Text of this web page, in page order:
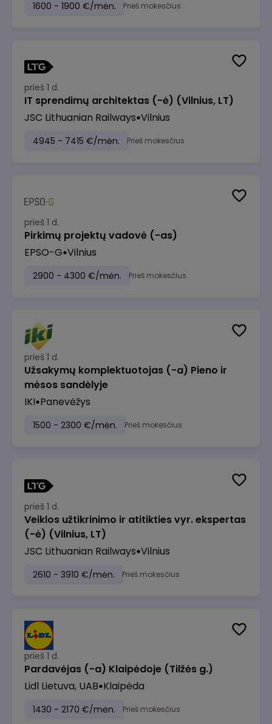
1600 - 1900 €/mėn. Prieš mokesčius
prieš 1 d.
IT sprendimų architektas (-ė) (Vilnius, LT)
JSC Lithuanian Railways Vilnius
4945 - 7415 €/mėn. Prieš mokesčius
prieš 1 d.
Pirkimų projektų vadovė (-as)
EPSO-G Vilnius
2900 - 4300 €/mėn. Prieš mokesčius
prieš 1 d.
Užsakymų komplektuotojas (-a) Pieno ir
mėsos sandėlyje
IKI Panevėžys
1500 - 2300 €/mėn. Prieš mokesčius
prieš 1 d.
Veiklos užtikrinimo ir atitikties vyr. ekspertas
(-ė) (Vilnius, LT)
JSC Lithuanian Railways Vilnius
2610 - 3910 €/mėn. Prieš mokesčius
prieš 1 d.
Pardavėjas (-a) Klaipėdoje (Tilžės g.)
Lidl Lietuva, UAB Klaipėda
1430 - 2170 €/mėn. Prieš mokesčius